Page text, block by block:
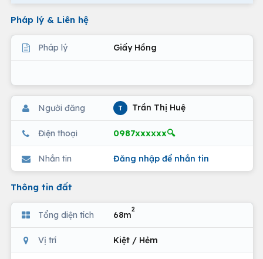
Pháp lý & Liên hệ
Pháp lý Giấy Hồng
Người đăng T Trần Thị Huệ
Điện thoại 0987xxxxxx🔍
Nhắn tin Đăng nhập để nhắn tin
Thông tin đất
Tổng diện tích 68m
2
Vị trí Kiệt / Hẻm